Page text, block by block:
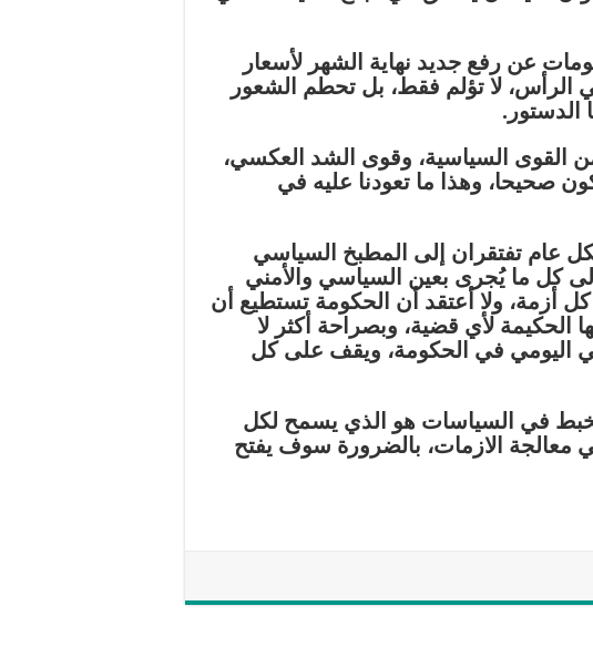
عن رفع جديد نهاية الشهر لأسعار
الرأس، لا تؤلم فقط، بل تحطم الشعور
الدستور.
القوى السياسية، وقوى الشد العكسي،
صحيحا، وهذا ما تعودنا عليه في
عام تفتقران إلى المطبخ السياسي
كل ما يُجرى بعين السياسي والأمني
أزمة، ولا أعتقد أن الحكومة تستطيع أن
الحكيمة لأي قضية، وبصراحة أكثر لا
اليومي في الحكومة، ويقف على كل
في السياسات هو الذي يسمح لكل
الازمات، بالضرورة سوف يفتح